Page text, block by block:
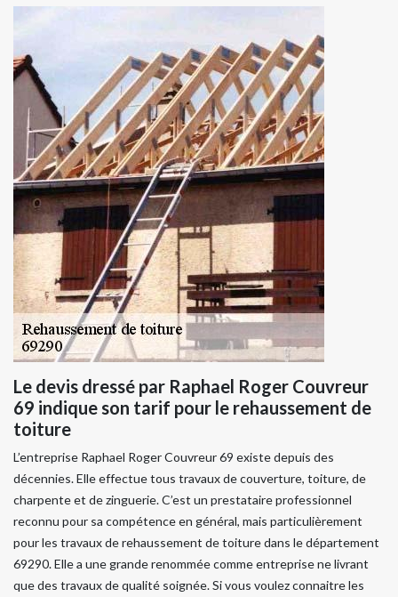
Le devis dressé par Raphael Roger Couvreur
69 indique son tarif pour le rehaussement de
toiture
L’entreprise Raphael Roger Couvreur 69 existe depuis des
décennies. Elle effectue tous travaux de couverture, toiture, de
charpente et de zinguerie. C’est un prestataire professionnel
reconnu pour sa compétence en général, mais particulièrement
pour les travaux de rehaussement de toiture dans le département
69290. Elle a une grande renommée comme entreprise ne livrant
que des travaux de qualité soignée. Si vous voulez connaitre les